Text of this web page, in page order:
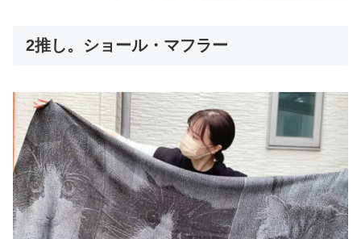
2推し。ショール・マフラー